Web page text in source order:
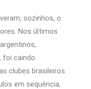
sozinhos, o
Nos últimos
foi caindo
clubes brasileiros
em sequência,